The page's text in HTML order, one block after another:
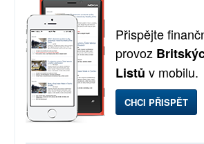
Přispějte
provoz
Listů v mobilu.
CHCI PŘISPĚT